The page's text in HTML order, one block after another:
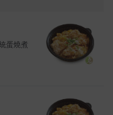
蛋燒煮